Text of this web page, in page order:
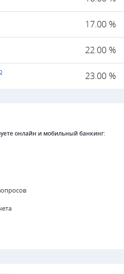
17.00 %
22.00 %
23.00 %
онлайн и мобильный банкинг: